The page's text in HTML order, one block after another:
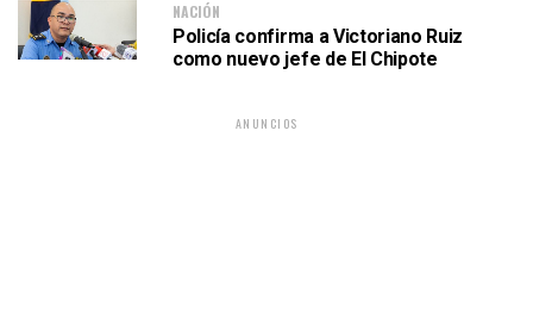
NACIÓN
Policía confirma a Victoriano Ruiz
como nuevo jefe de El Chipote
ANUNCIOS